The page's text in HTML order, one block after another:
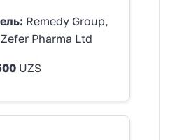
Remedy Group,
Pharma Ltd
UZS